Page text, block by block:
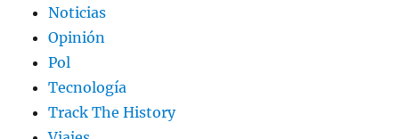
Noticias
Opinión
Pol
Tecnología
Track The History